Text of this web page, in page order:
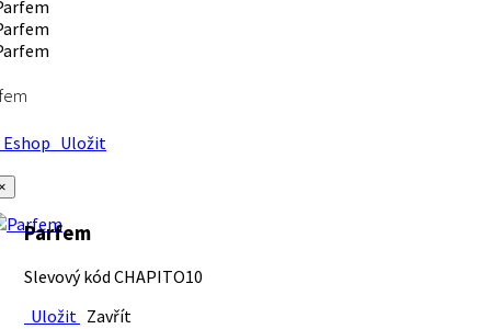
Uložit
Parfem
Slevový kód CHAPITO10
Uložit Zavřít